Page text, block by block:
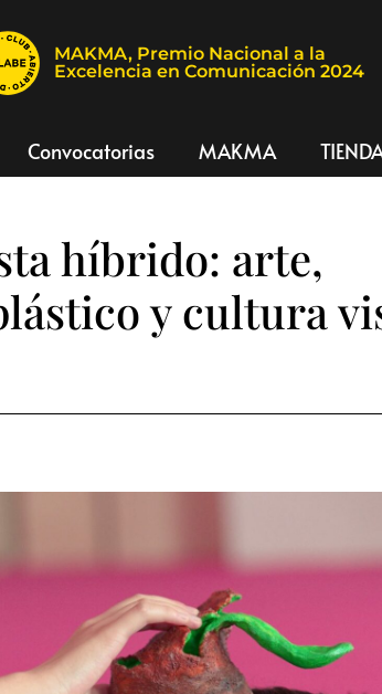
MAKMA, Premio Nacional a la
Excelencia en Comunicación 2024
Convocatorias MAKMA
híbrido: arte,
y cultura